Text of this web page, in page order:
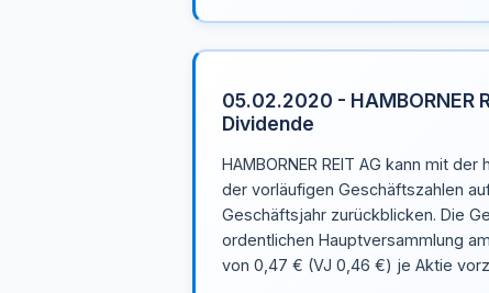
05.02.2020 - HAMBORNER
Dividende
HAMBORNER REIT AG kann mit
der vorläufigen Geschäftszahlen
Geschäftsjahr zurückblicken. Die
ordentlichen Hauptversammlung
von 0,47 € (VJ 0,46 €) je Aktie